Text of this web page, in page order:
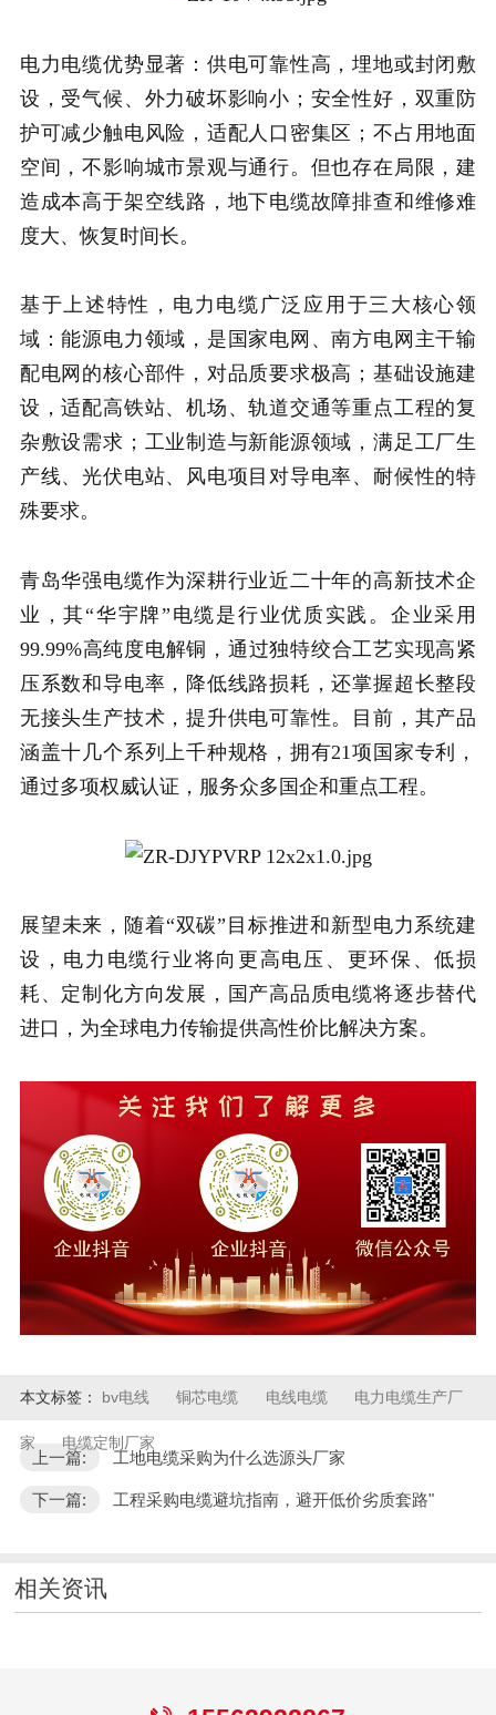
电力电缆优势显著：供电可靠性高，埋地或封闭敷
设，受气候、外力破坏影响小；安全性好，双重防
护可减少触电风险，适配人口密集区；不占用地面
空间，不影响城市景观与通行。但也存在局限，建
造成本高于架空线路，地下电缆故障排查和维修难
度大、恢复时间长。
基于上述特性，电力电缆广泛应用于三大核心领
域：能源电力领域，是国家电网、南方电网主干输
配电网的核心部件，对品质要求极高；基础设施建
设，适配高铁站、机场、轨道交通等重点工程的复
杂敷设需求；工业制造与新能源领域，满足工厂生
产线、光伏电站、风电项目对导电率、耐候性的特
殊要求。
青岛华强电缆作为深耕行业近二十年的高新技术企
业，其“华宇牌”电缆是行业优质实践。企业采用
99.99%高纯度电解铜，通过独特绞合工艺实现高紧
压系数和导电率，降低线路损耗，还掌握超长整段
无接头生产技术，提升供电可靠性。目前，其产品
涵盖十几个系列上千种规格，拥有21项国家专利，
通过多项权威认证，服务众多国企和重点工程。
展望未来，随着“双碳”目标推进和新型电力系统建
设，电力电缆行业将向更高电压、更环保、低损
耗、定制化方向发展，国产高品质电缆将逐步替代
进口，为全球电力传输提供高性价比解决方案。
本文标签： bv电线 铜芯电缆 电线电缆 电力电缆生产厂
家 电缆定制厂家
上一篇: 工地电缆采购为什么选源头厂家
下一篇: 工程采购电缆避坑指南，避开低价劣质套路"
相关资讯